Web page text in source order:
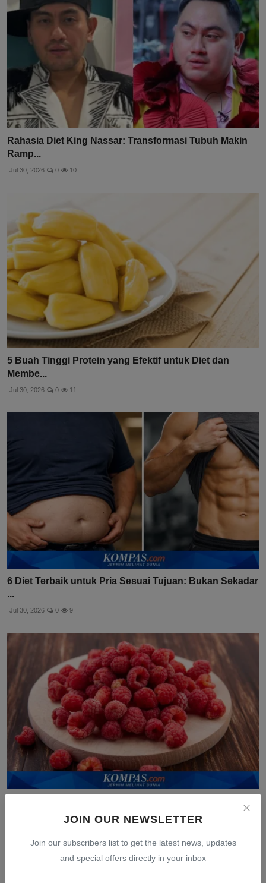
JOIN OUR NEWSLETTER
Join our subscribers list to get the latest news, updates
and special offers directly in your inbox
Rahasia Diet King Nassar: Transformasi Tubuh Makin
Ramp...
Jul 30, 2026 0 10
5 Buah Tinggi Protein yang Efektif untuk Diet dan
Membe...
Jul 30, 2026 0 11
6 Diet Terbaik untuk Pria Sesuai Tujuan: Bukan Sekadar
...
Jul 30, 2026 0 9